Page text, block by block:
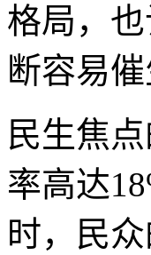
格局，
断容易
民生焦
率高达
时，民